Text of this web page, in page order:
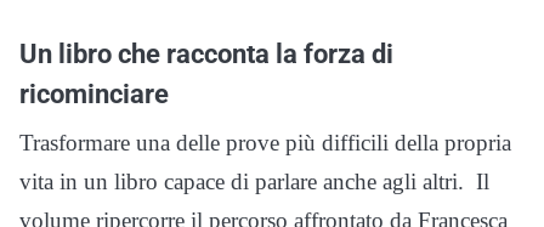
Un libro che racconta la forza di
ricominciare
Trasformare una delle prove più difficili della propria
vita in un libro capace di parlare anche agli altri. Il
volume ripercorre il percorso affrontato da Francesca